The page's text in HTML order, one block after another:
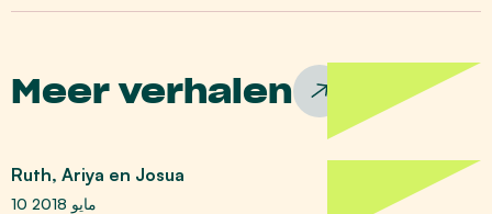
Meer verhalen
Ruth, Ariya en Josua
10 مايو 2018